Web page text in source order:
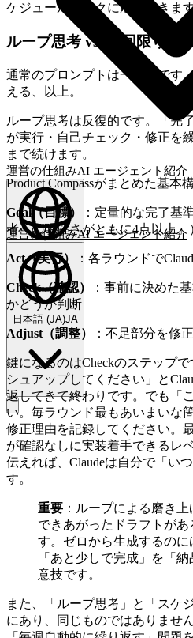
運営の仕組みAI エージェント紹介
日本語(JA)JA
運営の仕組みAI エージェント紹介
日本語 (JA)JA
ケジュールタスクに応用できます
ループ思考 vs. 一回限りの
通常のプロンプトは一方向です
える、以上。
ループ思考は反復的です。「完
が実行・自己チェック・修正を
まで続けます。
Product Compassがまとめた基本
Goal（目標）
：定量的な完了基
者への明確さがともに4点以上」
Act（実行） ：各ラウンドで
Check（確認）
：事前に決めた
かどうか判断
Adjust（調整） ：不足部分を修
鍵になるのはCheckのステップ
シュアップしてください」と
返してきて終わりです。でも「
い。毎ラウンド最もあいまいな
修正理由を記録してください。
が確認なしに実装着手できるレ
伝えれば、Claudeは自分で「い
す。
重要 ：ループによる磨き
できあがったドラフトが
す。ゼロから生成するのに
「あと少しで完成」を「
意技です。
また、「ループ思考」と「スケ
にあり、同じものではありませ